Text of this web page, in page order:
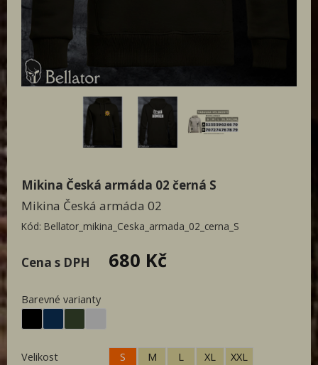
Designovky od Bellatoru
Týmová trika
Paracord
Mikina Česká armáda 02 černá S
Mikina Česká armáda 02
Kód: Bellator_mikina_Ceska_armada_02_cerna_S
Cena s DPH 680 Kč
Barevné varianty
Velikost S M L XL
XXL